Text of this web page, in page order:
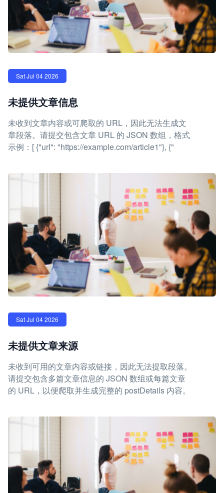
Sat Jul 04 2026
未提供文章信息
未收到文章内容或可爬取的 URL，因此无法生成文
章段落。请提交包含文章 URL 的 JSON 数组，格式
示例：[ {"url": "https://example.com/article1"}, {"
Sat Jul 04 2026
未提供文章来源
未收到可用的文章内容或链接，因此无法提取段落。
请提交包含多篇文章信息的 JSON 数组或每篇文章
的 URL，以便爬取并生成完整的 postDetails 内容。